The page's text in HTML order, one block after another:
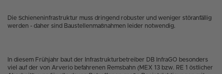
Die Schieneninfrastruktur muss dringend robuster und weniger störanfällig
werden - daher sind Baustellenmaßnahmen leider notwendig.
In diesem Frühjahr baut der Infrastrukturbetreiber DB InfraGO besonders
viel auf der von Arverio befahrenen Remsbahn (MEX 13 bzw. RE 1 östlicher